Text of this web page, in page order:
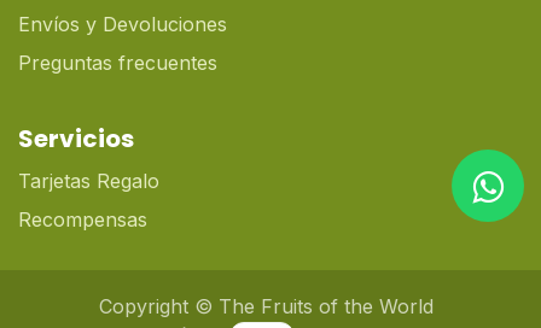
Envíos y Devoluciones
Preguntas frecuentes
Servicios
Tarjetas Regalo
Recompensas
Copyright © The Fruits of the World